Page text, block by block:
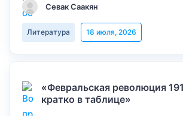
Севак Саакян
Литература 18 июля, 2026
«Февральская революция
кратко в таблице»